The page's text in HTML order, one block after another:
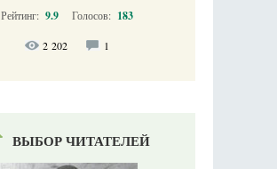
Рейтинг: 9.9 Голосов: 183
2 202 1
ВЫБОР ЧИТАТЕЛЕЙ